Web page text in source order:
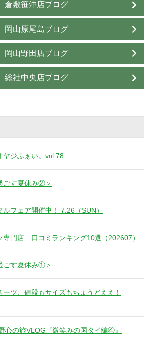
倉敷笹沖店ブログ
岡山原尾島ブログ
岡山野田店ブログ
総社中央店ブログ
ヤジふぁい。vol.78
ごす夏休み②＞
ルフェア開催中！ 7.26（SUN）
専門店 口コミランキング10選（202607）
ごす夏休み①＞
ツ、値段もサイズもちょうどええ！
心の旅VLOG『微笑みの国タイ編④』